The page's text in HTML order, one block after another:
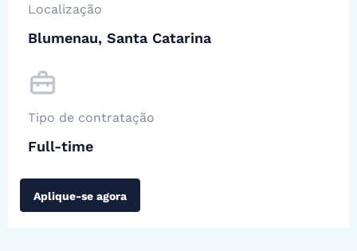
Localização
Blumenau, Santa Catarina
Tipo de contratação
Full-time
Aplique-se agora